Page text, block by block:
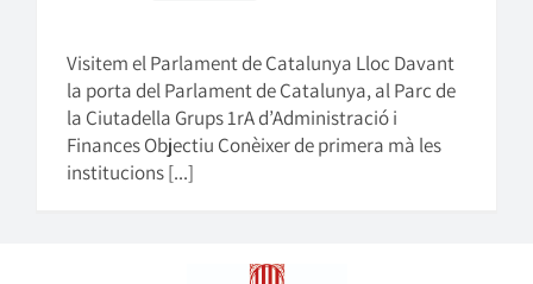
Visitem el Parlament de Catalunya Lloc Davant
la porta del Parlament de Catalunya, al Parc de
la Ciutadella Grups 1rA d’Administració i
Finances Objectiu Conèixer de primera mà les
institucions [...]